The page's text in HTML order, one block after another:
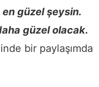
güzel şeysin.
güzel olacak.
bir paylaşımda